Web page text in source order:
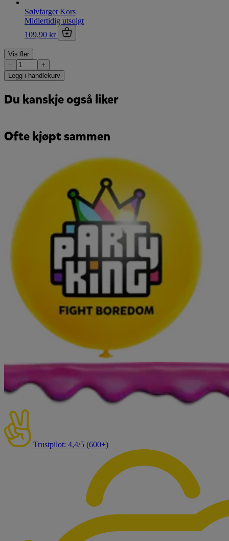
Sølvfarget Kors
Midlertidig utsolgt
109,90 kr
Vis fler
−
+
Legg i handlekurv
Du kanskje også liker
Ofte kjøpt sammen
Trustpilot: 4,4/5 (600+)